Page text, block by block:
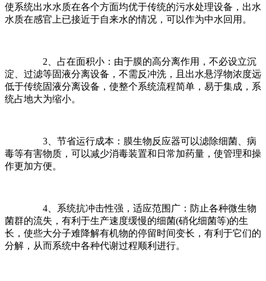
使系统出水水质在各个方面均优于传统的污水处理设备，出水
水质在感官上已接近于自来水的情况，可以作为中水回用。
2 、占在面积小：由于膜的高分离作用，不必设立沉
淀、过滤等固液分离设备，不需反冲洗，且出水悬浮物浓度远
低于传统固液分离设备，使整个系统流程简单，易于集成，系
统占地大为缩小。
3 、节省运行成本：膜生物反应器可以滤除细菌、病
毒等有害物质，可以减少消毒装置和日常加药量，使管理和操
作更加方便。
4 、系统抗冲击性强，适应范围广：防止各种微生物
菌群的流失，有利于生产速度缓慢的细菌(硝化细菌等)的生
长，使些大分子难降解有机物的停留时间变长，有利于它们的
分解，从而系统中各种代谢过程顺利进行。